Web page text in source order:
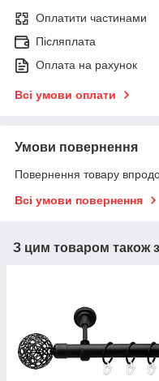
Оплатити частинами
Післяплата
Оплата на рахунок
Всі умови оплати
Умови повернення
Повернення товару
Всі умови повернення
З цим товаром також